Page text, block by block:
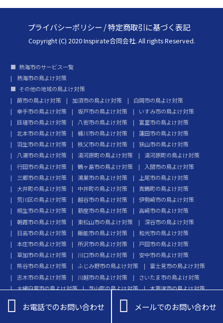
プライバシーポリシー /特定商取引に基づく表記
Copyright (C) 2020 Inspirate合同会社. All rights Reserved.
熱海市のサービス一覧
熱海市の鳥よけ対策
その他の地域の鳥よけ対策
蕨市の鳥よけ対策
加須市の鳥よけ対策
白岡市の鳥よけ対策
幸手市の鳥よけ対策
坂戸市の鳥よけ対策
いすみ市の鳥よけ対策
匝瑳市の鳥よけ対策
八街市の鳥よけ対策
富里市の鳥よけ対策
北本市の鳥よけ対策
桶川市の鳥よけ対策
蓮田市の鳥よけ対策
羽生市の鳥よけ対策
秩父市の鳥よけ対策
狭山市の鳥よけ対策
八潮市の鳥よけ対策
湯河原町の鳥よけ対策
湯河原町の鳥よけ対策
行田市の鳥よけ対策
鶴ヶ島市の鳥よけ対策
入間市の鳥よけ対策
三郷市の鳥よけ対策
鴻巣市の鳥よけ対策
上尾市の鳥よけ対策
大井町の鳥よけ対策
中井町の鳥よけ対策
真鶴町の鳥よけ対策
荒川区の鳥よけ対策
越谷市の鳥よけ対策
伊勢崎市の鳥よけ対策
桐生市の鳥よけ対策
新座市の鳥よけ対策
高崎市の鳥よけ対策
朝霞市の鳥よけ対策
東松山市の鳥よけ対策
深谷市の鳥よけ対策
日高市の鳥よけ対策
飯能市の鳥よけ対策
和光市の鳥よけ対策
本庄市の鳥よけ対策
所沢市の鳥よけ対策
戸田市の鳥よけ対策
草加市の鳥よけ対策
川口市の鳥よけ対策
安中市の鳥よけ対策
熊谷市の鳥よけ対策
ふじみ野市の鳥よけ対策
富士見市の鳥よけ対策
志木市の鳥よけ対策
川越市の鳥よけ対策
さいたま市の鳥よけ対策
大網白里市の鳥よけ対策
芝山町の鳥よけ対策
木更津市の鳥よけ対策
北区の鳥よけ対策
品川区の鳥よけ対策
足立区の鳥よけ対策
小平市の鳥よけ対策
 お電話でのお問い合わせ  メールでのお問い合わせ